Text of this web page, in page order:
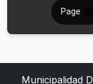
Municipalidad